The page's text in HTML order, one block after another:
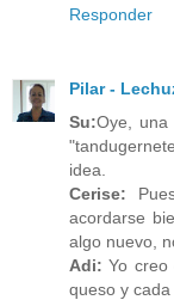
Responder
Pilar -
Su:Oye, una
idea.
Cerise:
acordarse
algo nuevo,
Adi: Yo creo
queso y cada